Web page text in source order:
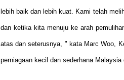
lebih baik dan lebih kuat. Kami telah
dan ketika kita menuju ke arah
atas dan seterusnya, " kata Marc Woo,
perniagaan kecil dan sederhana